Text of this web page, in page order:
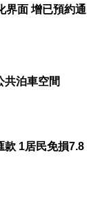
界面 增已預約通
共泊車空間
款 1居民免損7.8